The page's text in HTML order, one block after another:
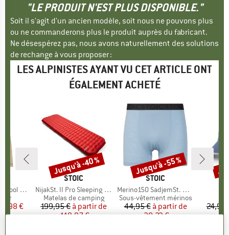
"LE PRODUIT N'EST PLUS DISPONIBLE."
Soit il s'agit d'un ancien modèle, soit nous ne pouvons plus
ou ne commanderons plus le produit auprès du fabricant.
Ne désespérez pas, nous avons naturellement des solutions
de rechange à vous proposer :
LES ALPINISTES AYANT VU CET ARTICLE ONT
ÉGALEMENT ACHETÉ
Jacket
réduit
€
MARQUE
STOIC
Article
NijakSt. II Pro Sleeping Mat
Product group
Matelas de camping
Prix
199,95 € Prix réduit
à partir de
119,97 €
Remise
Jusqu'à -40 %
MARQUE
STOIC
Article
Merino150 SadjemSt. Boxer
Product group
Sous-vêtement mérinos
Prix
44,95 € Prix réduit
à partir de
20,23 €
Remise
Jusqu'à -55 %
24,95